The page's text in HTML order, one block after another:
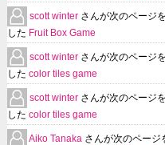
scott winter さんが次のページ
した Fruit Box Game
scott winter さんが次のページ
した color tiles game
scott winter さんが次のページ
した color tiles game
Aiko Tanaka さんが次のページ